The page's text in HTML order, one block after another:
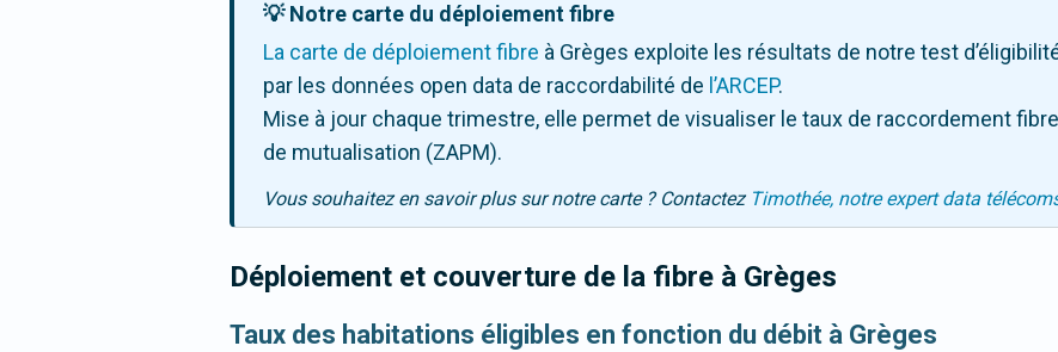
💡 Notre carte du déploiement fibre
La carte de déploiement fibre à Grèges exploite les résultats de notre test
par les données open data de raccordabilité de l’ARCEP.
Mise à jour chaque trimestre, elle permet de visualiser le taux de raccordement
de mutualisation (ZAPM).
Vous souhaitez en savoir plus sur notre carte ? Contactez Timothée, notre expert data
Déploiement et couverture de la fibre à Grèges
Taux des habitations éligibles en fonction du débit à Grèges